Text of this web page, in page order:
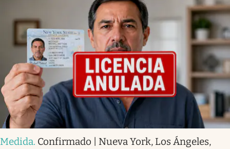
Medida. Confirmado | Nueva York, Los Ángeles,